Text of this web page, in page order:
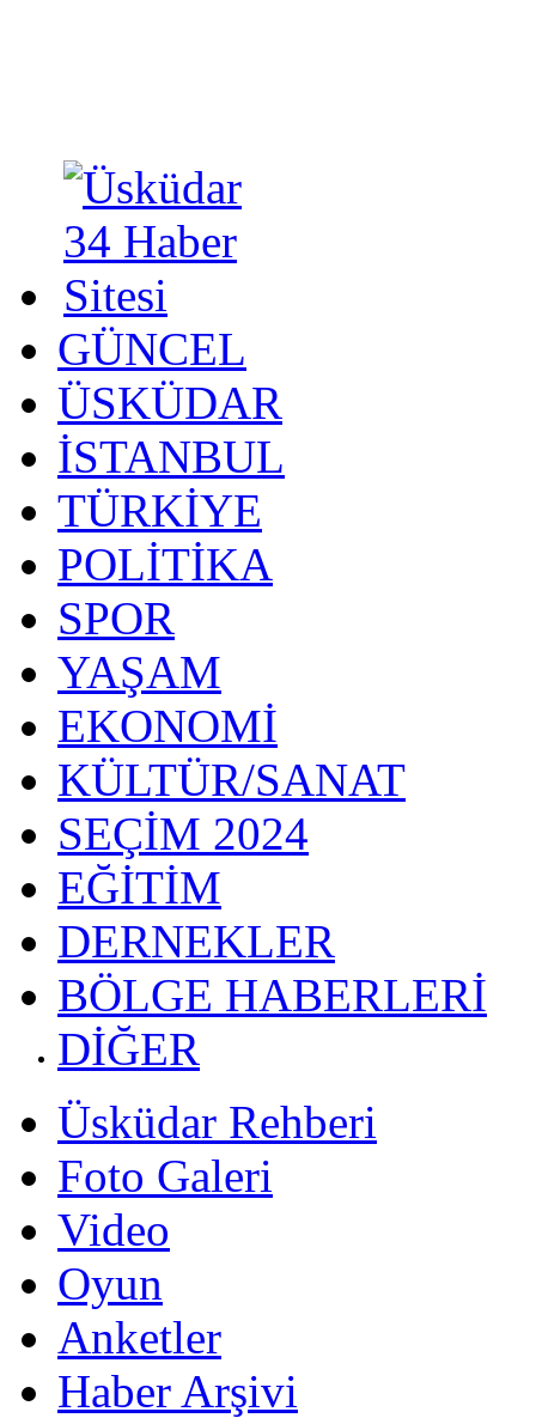
GÜNCEL
ÜSKÜDAR
İSTANBUL
TÜRKİYE
POLİTİKA
SPOR
YAŞAM
EKONOMİ
KÜLTÜR/SANAT
SEÇİM 2024
EĞİTİM
DERNEKLER
BÖLGE HABERLERİ
DİĞER
Üsküdar Rehberi
Foto Galeri
Video
Oyun
Anketler
Haber Arşivi